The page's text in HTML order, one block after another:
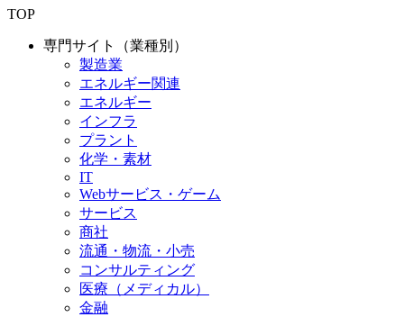
TOP
専門サイト（業種別）
製造業
エネルギー関連
エネルギー
インフラ
プラント
化学・素材
IT
Webサービス・ゲーム
サービス
商社
流通・物流・小売
コンサルティング
医療（メディカル）
金融